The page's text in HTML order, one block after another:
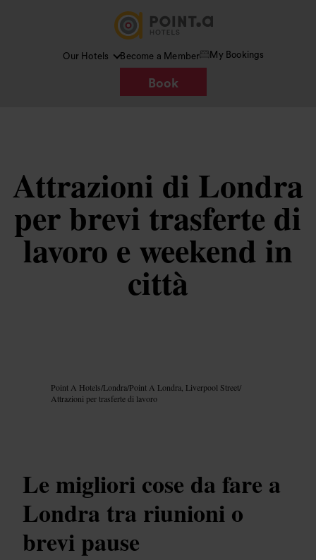
Our Hotels Become a Member My Bookings
Book
Attrazioni di Londra
per brevi trasferte di
lavoro e weekend in
città
Point A Hotels/Londra/Point A Londra, Liverpool Street/
Attrazioni per trasferte di lavoro
Le migliori cose da fare a
Londra tra riunioni o
brevi pause